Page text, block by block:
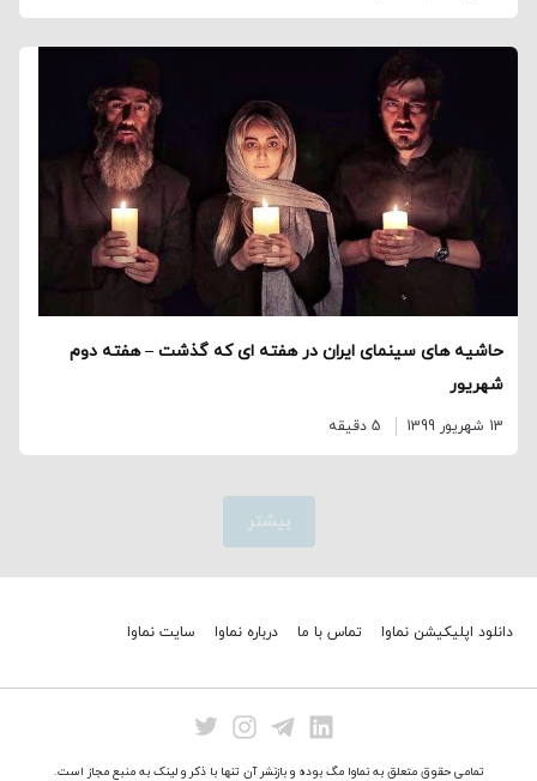
حاشیه های سینمای ایران در هفته ای که گذشت – هفته دوم
شهریور
13 شهریور 1399 5 دقیقه
بیشتر
دانلود اپلیکیشن نماوا تماس با ما درباره نماوا سایت نماوا
تمامی حقوق متعلق به نماوا مگ بوده و بازنشر آن تنها با ذکر و لینک به منبع مجاز است.